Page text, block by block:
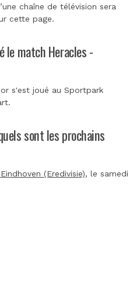
chaîne de télévision sera
cette page.
le match Heracles -
s'est joué au Sportpark
.
sont les prochains
(Eredivisie), le samedi